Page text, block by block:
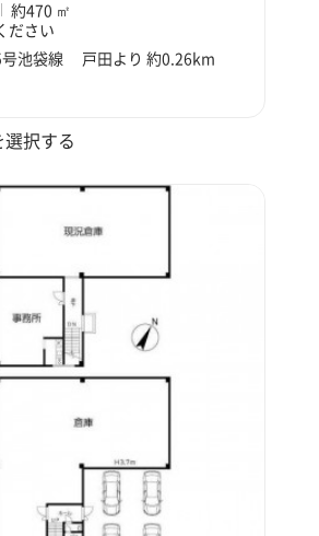
約470 ㎡
ださい
号池袋線 戸田より 約0.26km
択する